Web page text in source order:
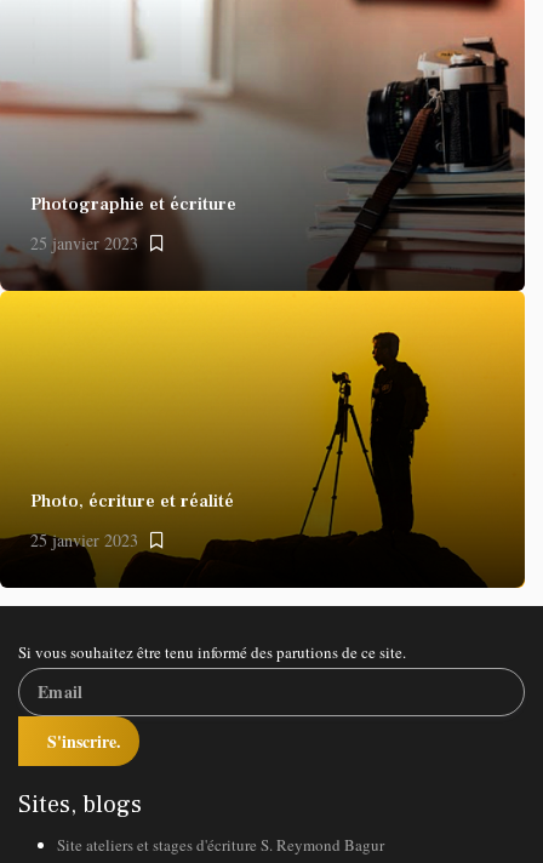
Photographie et écriture
25 janvier 2023
Photo, écriture et réalité
25 janvier 2023
Si vous souhaitez être tenu informé des parutions de ce site.
S'inscrire.
Sites, blogs
Site ateliers et stages d'écriture S. Reymond Bagur